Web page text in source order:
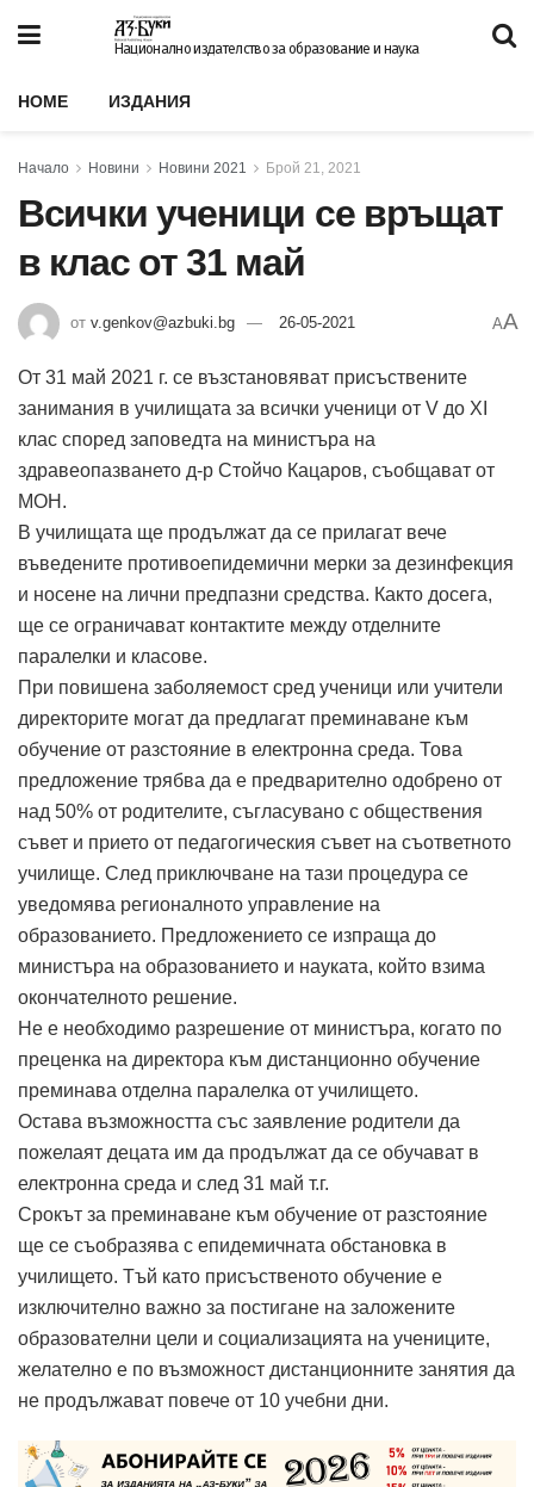
Национално издателство за образование и наука
HOME ИЗДАНИЯ
Начало Новини Новини 2021 Брой 21, 2021
Всички ученици се връщат
в клас от 31 май
от v.genkov@azbuki.bg 26-05-2021 AA
От 31 май 2021 г. се възстановяват присъствените
занимания в училищата за всички ученици от V до XI
клас според заповедта на министъра на
здравеопазването д-р Стойчо Кацаров, съобщават от
МОН.
В училищата ще продължат да се прилагат вече
въведените противоепидемични мерки за дезинфекция
и носене на лични предпазни средства. Както досега,
ще се ограничават контактите между отделните
паралелки и класове.
При повишена заболяемост сред ученици или учители
директорите могат да предлагат преминаване към
обучение от разстояние в електронна среда. Това
предложение трябва да е предварително одобрено от
над 50% от родителите, съгласувано с обществения
съвет и прието от педагогическия съвет на съответното
училище. След приключване на тази процедура се
уведомява регионалното управление на
образованието. Предложението се изпраща до
министъра на образованието и науката, който взима
окончателното решение.
Не е необходимо разрешение от министъра, когато по
преценка на директора към дистанционно обучение
преминава отделна паралелка от училището.
Остава възможността със заявление родители да
пожелаят децата им да продължат да се обучават в
електронна среда и след 31 май т.г.
Срокът за преминаване към обучение от разстояние
ще се съобразява с епидемичната обстановка в
училището. Тъй като присъственото обучение е
изключително важно за постигане на заложените
образователни цели и социализацията на учениците,
желателно е по възможност дистанционните занятия да
не продължават повече от 10 учебни дни.